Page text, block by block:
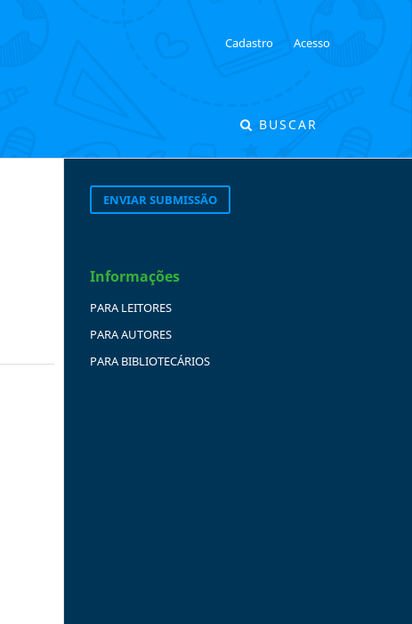
BUSCAR
Cadastro Acesso
ENVIAR SUBMISSÃO
Informações
PARA LEITORES
PARA AUTORES
PARA BIBLIOTECÁRIOS